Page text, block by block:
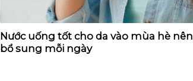
Nước uống tốt cho da vào mùa hè nên
bổ sung mỗi ngày